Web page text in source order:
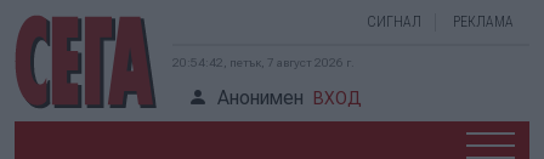
СИГНАЛ РЕКЛАМА
20:54:43, петък, 7 август 2026 г.
Анонимен ВХОД